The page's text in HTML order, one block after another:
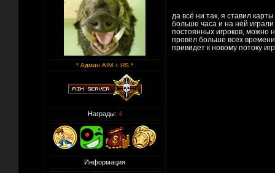
* Админ AIM + HS *
Награды: 4
Информация
да всё ни так, я ставил
больше часа и на ней
постоянных игроков, можно
провёл больше всех
привидет к новому потоку